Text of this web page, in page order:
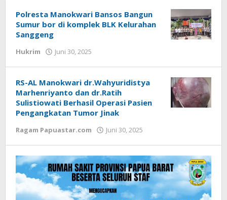
Polresta Manokwari Bansos Bangun
Sumur bor di komplek BLK Kelurahan
Sanggeng
Hukrim Juni 30, 2025
:
Papua
Star
RS-AL Manokwari dr.Wahyuridistya
Marhenriyanto dan dr.Ratih
Sulistiowati Berhasil Operasi Pasien
Pengangkatan Tumor Jinak
Ragam Papuastar.com Juni 30, 2025
:
Papua
Star